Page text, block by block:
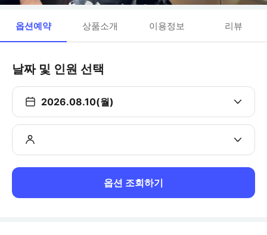
옵션예약 상품소개 이용정보 리뷰
날짜 및 인원 선택
2026.08.10(월)
옵션 조회하기